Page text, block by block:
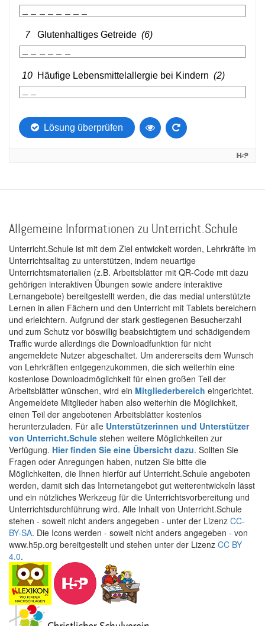
Allgemeine Informationen zu Unterricht.Schule
Unterricht.Schule ist mit dem Ziel entwickelt worden, Lehrkräfte im
Unterrichtsalltag zu unterstützen, indem neuartige
Unterrichtsmaterialien (z.B. Arbeitsblätter mit QR-Code mit dazu
gehörigen interaktiven Übungen sowie andere interaktive
Lernangebote) bereitgestellt werden, die das medial unterstützte
Lernen in allen Fächern und den Unterricht mit Tablets bereichern
und erleichtern. Aufgrund der stark gestiegenen Besucherzahl
und zum Schutz vor böswillig beabsichtigtem und schädigendem
Traffic wurde allerdings die Downloadfunktion für nicht
angemeldete Nutzer abgeschaltet. Um andererseits dem Wunsch
von Lehrkräften entgegenzukommen, die sich weiterhin eine
kostenlose Downloadmöglichkeit für einen großen Teil der
Arbeitsblätter wünschen, wird ein Mitgliederbereich eingerichtet.
Angemeldete Mitglieder haben also weiterhin die Möglichkeit,
einen Teil der angebotenen Arbeitsblätter kostenlos
herunterzuladen. Für alle Unterstützerinnen und Unterstützer
von Unterricht.Schule stehen weitere Möglichkeiten zur
Verfügung. Hier finden Sie eine Übersicht dazu. Sollten Sie
Fragen oder Anregungen haben, nutzen Sie bitte die
Möglichkeiten, die Ihnen hierfür auf Unterricht.Schule angeboten
werden, damit sich das Internetangebot gut weiterentwickeln lässt
und ein nützliches Werkzeug für die Unterrichtsvorbereitung und
Unterrichtsdurchführung wird. Alle Inhalt von Unterricht.Schule
stehen - soweit nicht anders angegeben - unter der Lizenz CC-
BY-SA. Die Icons werden - soweit nicht anders angegeben - von
www.h5p.org bereitgestellt und stehen unter der Lizenz CC BY
4.0.